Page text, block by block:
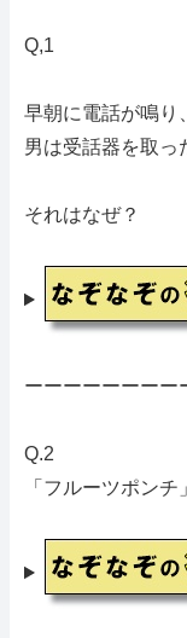
Q,1
早朝に電話が鳴り
男は受話器を取っ
それはなぜ？
ーーーーーーーー
Q.2
「フルーツポン